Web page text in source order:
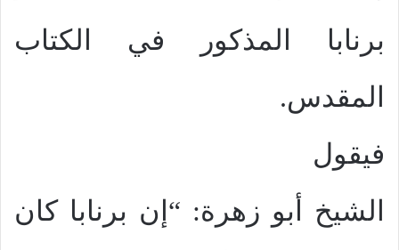
برنابا المذكور في الكتاب
المقدس.
فيقول
الشيخ أبو زهرة: “إن برنابا كان